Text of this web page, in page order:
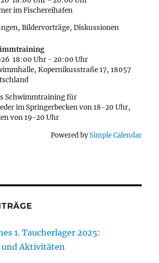
im Fischereihafen
Bildervorträge, Diskussionen
18:00 Uhr -20:00 Uhr
Kopernikusstraße 17, 18057
Schwimmtraining für
im Springerbecken von 18-20 Uhr,
von 19-20 Uhr
Powered bySimple Calendar
1. Taucherlager 2025:
und Aktivitäten